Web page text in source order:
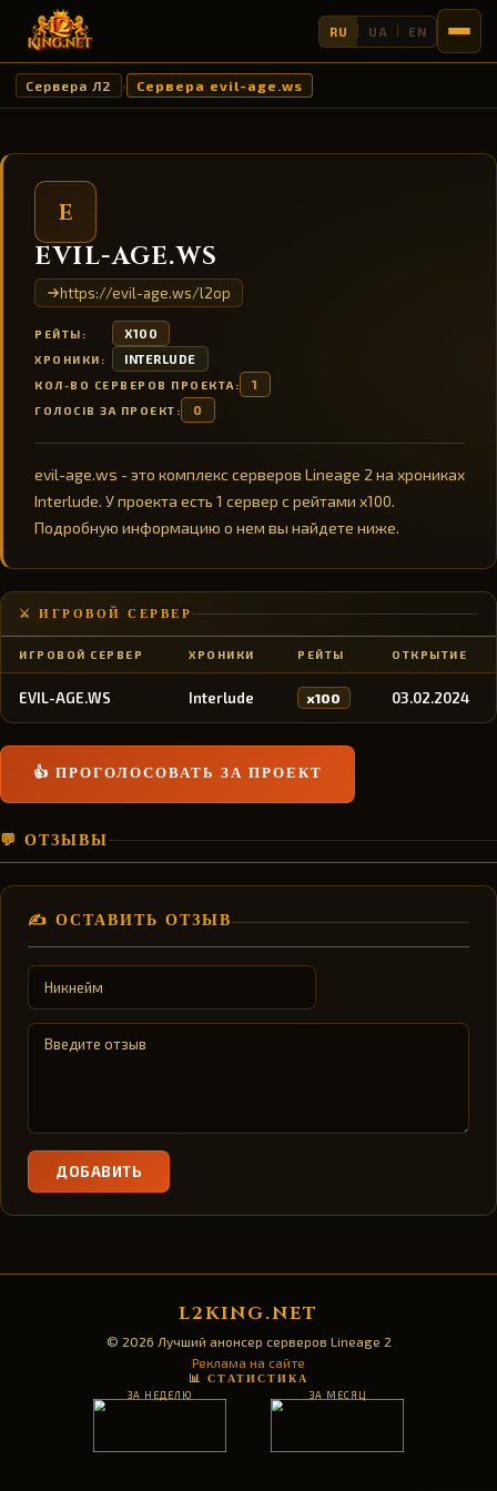
RU UA EN
Сервера Л2 › Сервера evil-age.ws
E
EVIL-AGE.WS
https://evil-age.ws/l2op
РЕЙТЫ: X100
ХРОНИКИ: INTERLUDE
КОЛ-ВО СЕРВЕРОВ ПРОЕКТА: 1
ГОЛОСІВ ЗА ПРОЕКТ: 0
evil-age.ws - это комплекс серверов Lineage 2 на хрониках
Interlude. У проекта есть 1 сервер с рейтами x100.
Подробную информацию о нем вы найдете ниже.
⚔️ ИГРОВОЙ СЕРВЕР
ИГРОВОЙ СЕРВЕР ХРОНИКИ РЕЙТЫ ОТКРЫТИЕ
EVIL-AGE.WS Interlude x100 03.02.2024
👍 ПРОГОЛОСОВАТЬ ЗА ПРОЕКТ
💬 ОТЗЫВЫ
✍️ ОСТАВИТЬ ОТЗЫВ
ДОБАВИТЬ
L2KING.NET
© 2026 Лучший анонсер серверов Lineage 2
Реклама на сайте
📊 СТАТИСТИКА
ЗА НЕДЕЛЮ ЗА МЕСЯЦ